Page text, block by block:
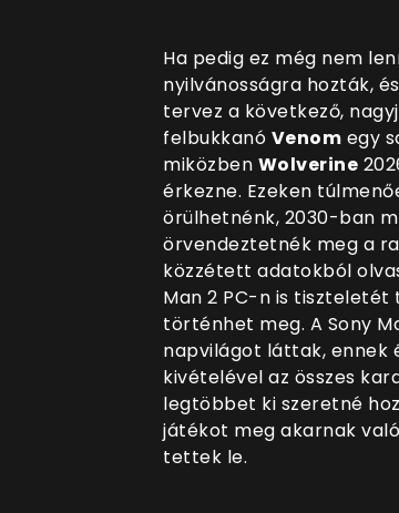
Ha pedig ez még nem
nyilvánosságra hozták,
tervez a következő,
felbukkanó Venom egy
miközben Wolverine
érkezne. Ezeken
örülhetnénk, 2030-ban
örvendeztetnék meg a
közzétett adatokból
Man 2 PC-n is tiszteletét
történhet meg. A Sony
napvilágot láttak, ennek
kivételével az összes
legtöbbet ki szeretné
játékot meg akarnak
tettek le.